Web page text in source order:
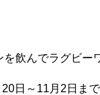
を飲んでラグビー
日～11月2日ま